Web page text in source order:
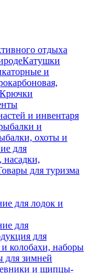
отдыха
Катушки
и
Крючки
и инвентаря
и
охоты и
для
для туризма
для лодок и
для
для
колобахи, наборы
для зимней
и щипцы-